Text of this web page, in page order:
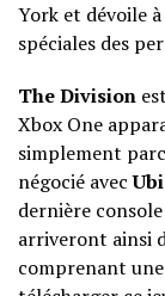
York et dévoile
spéciales des
The Division
Xbox One
simplement
négocié avec
dernière console
arriveront ainsi
comprenant